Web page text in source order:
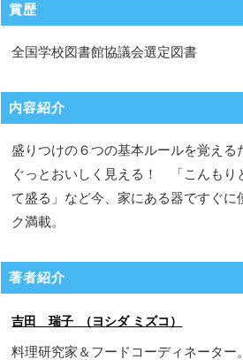
賞歴
全国学校図書館協議会選定図書
内容紹介
盛りつけの６つの基本ルールを覚える
ぐっとおいしく見える！ 「こんもり
て盛る」など今、家にある器ですぐに
ク満載。
著者紹介
吉田 瑞子 （ヨシダ ミズコ）
料理研究家＆フードコーディネーター